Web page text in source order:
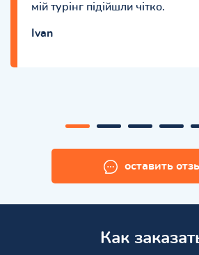
мій турінг підійшли чітко.
Ivan
оставить
Как